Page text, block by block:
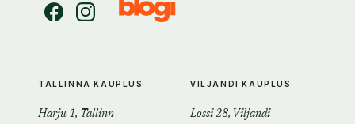
TALLINNA KAUPLUS
Harju 1, Tallinn
VILJANDI KAUPLUS
Lossi 28, Viljandi